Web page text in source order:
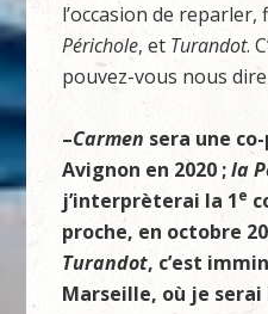
l’occasion de
Périchole, et Turandot.
pouvez-vous nous
–Carmen sera une
Avignon en 2020 ;la
j’interprèterai la 1e
proche, en octobre
Turandot, c’est
Marseille, où je